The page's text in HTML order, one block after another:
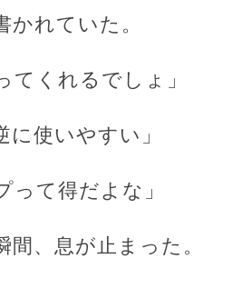
かれていた。
てくれるでしょ」
に使いやすい」
って得だよな」
間、息が止まった。